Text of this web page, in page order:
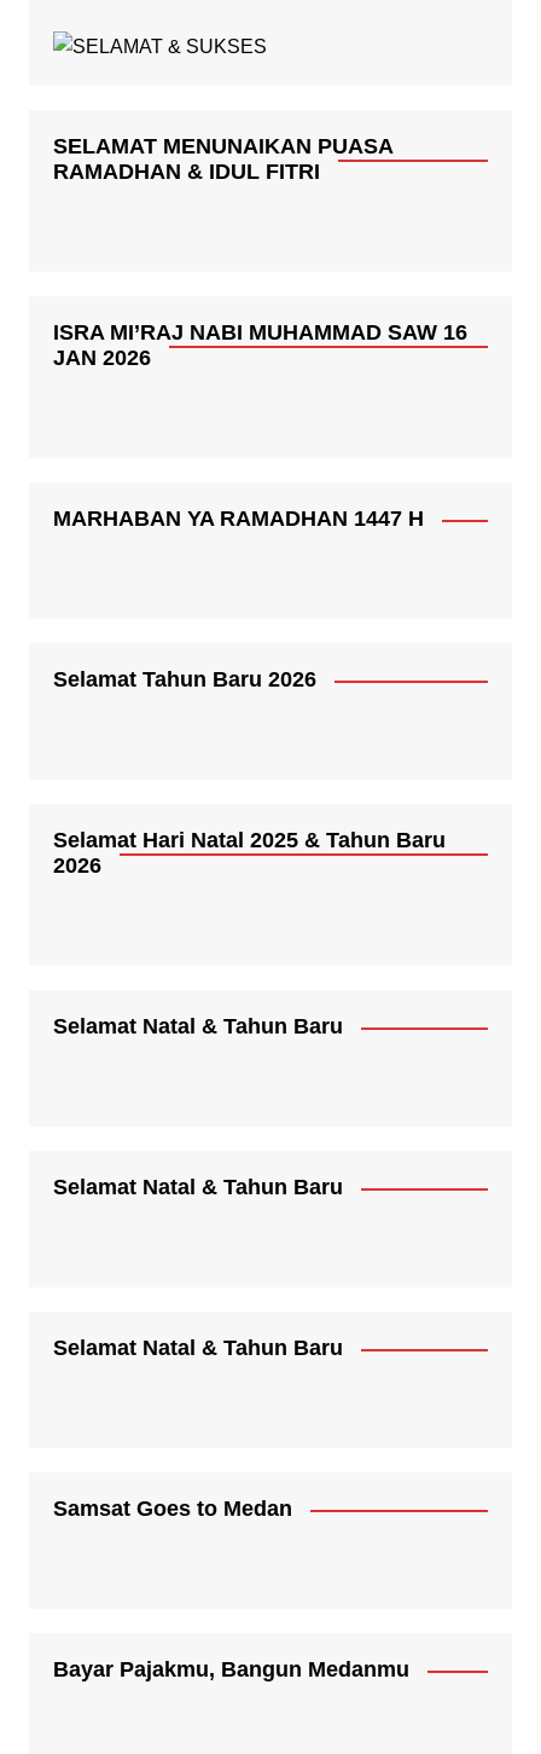
SELAMAT MENUNAIKAN PUASA
RAMADHAN & IDUL FITRI
ISRA MI’RAJ NABI MUHAMMAD SAW 16
JAN 2026
MARHABAN YA RAMADHAN 1447 H
Selamat Tahun Baru 2026
Selamat Hari Natal 2025 & Tahun Baru
2026
Selamat Natal & Tahun Baru
Selamat Natal & Tahun Baru
Selamat Natal & Tahun Baru
Samsat Goes to Medan
Bayar Pajakmu, Bangun Medanmu